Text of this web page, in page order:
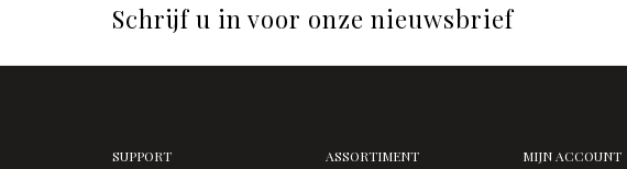
Schrijf u in voor onze nieuwsbrief
SUPPORT ASSORTIMENT MIJN ACCOUNT